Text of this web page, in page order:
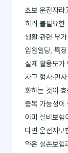
초보 운전자라
히려 불필요한
생활 관련 부
입원일당, 특
실제 활용도가
사고 형사·민
화하는 것이
중복 가능성이
이미 실비보험
다면 운전자보
약은 실손보험